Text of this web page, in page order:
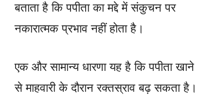
बताता है कि पपीता का मद्दे में संकुचन पर
नकारात्मक प्रभाव नहीं होता है।
एक और सामान्य धारणा यह है कि पपीता खाने
से माहवारी के दौरान रक्तस्राव बढ़ सकता है।